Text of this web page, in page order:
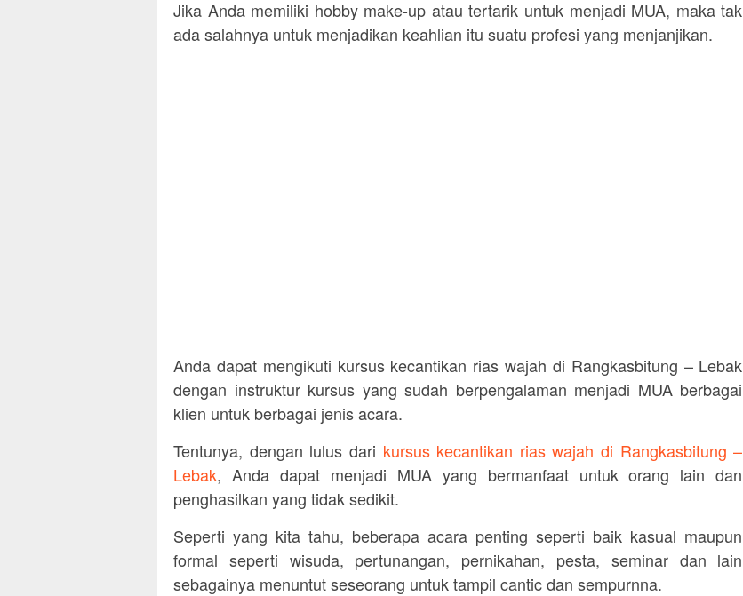
Jika Anda memiliki hobby make-up atau tertarik untuk menjadi MUA, maka tak
ada salahnya untuk menjadikan keahlian itu suatu profesi yang menjanjikan.
Anda dapat mengikuti kursus kecantikan rias wajah di Rangkasbitung – Lebak
dengan instruktur kursus yang sudah berpengalaman menjadi MUA berbagai
klien untuk berbagai jenis acara.
Tentunya, dengan lulus dari kursus kecantikan rias wajah di Rangkasbitung –
Lebak, Anda dapat menjadi MUA yang bermanfaat untuk orang lain dan
penghasilkan yang tidak sedikit.
Seperti yang kita tahu, beberapa acara penting seperti baik kasual maupun
formal seperti wisuda, pertunangan, pernikahan, pesta, seminar dan lain
sebagainya menuntut seseorang untuk tampil cantic dan sempurnna.